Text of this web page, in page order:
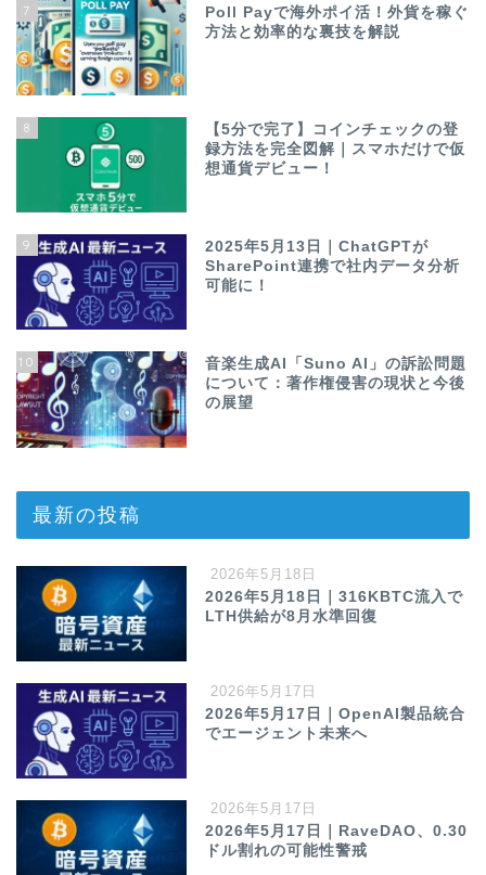
7
Poll Payで海外ポイ活！外貨を稼ぐ
方法と効率的な裏技を解説
8
【5分で完了】コインチェックの登
録方法を完全図解｜スマホだけで仮
想通貨デビュー！
9
2025年5月13日｜ChatGPTが
SharePoint連携で社内データ分析
可能に！
10
音楽生成AI「Suno AI」の訴訟問題
について：著作権侵害の現状と今後
の展望
最新の投稿
2026年5月18日
2026年5月18日｜316KBTC流入で
LTH供給が8月水準回復
2026年5月17日
2026年5月17日｜OpenAI製品統合
でエージェント未来へ
2026年5月17日
2026年5月17日｜RaveDAO、0.30
ドル割れの可能性警戒